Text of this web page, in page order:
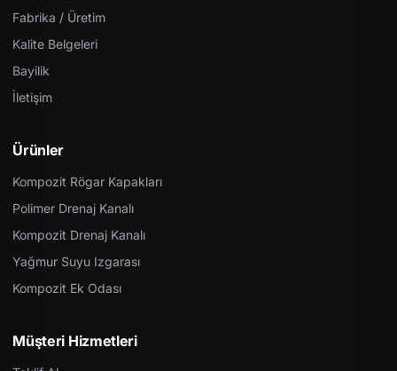
Fabrika / Üretim
Kalite Belgeleri
Bayilik
İletişim
Ürünler
Kompozit Rögar Kapakları
Polimer Drenaj Kanalı
Kompozit Drenaj Kanalı
Yağmur Suyu Izgarası
Kompozit Ek Odası
Müşteri Hizmetleri